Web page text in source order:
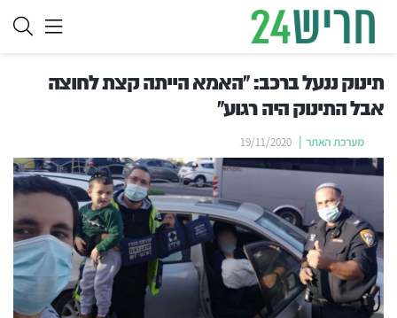
תינוק ננעל ברכב: "האמא הייתה קצת לחוצה
אבל התינוק היה רגוע"
מערכת האתר 19/11/2020